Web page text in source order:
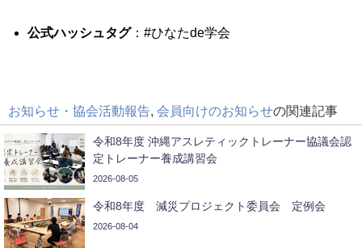
公式ハッシュタグ：#ひなたde学会
お知らせ・協会活動報告 会員向けのお知らせの関連記事
令和8年度 沖縄アスレティックトレーナー協議会認
定トレーナー養成講習会
2026-08-05
令和8年度 減災プロジェクト委員会 定例会
2026-08-04